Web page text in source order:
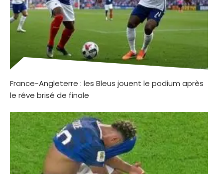
France-Angleterre : les Bleus jouent le podium après
le rêve brisé de finale